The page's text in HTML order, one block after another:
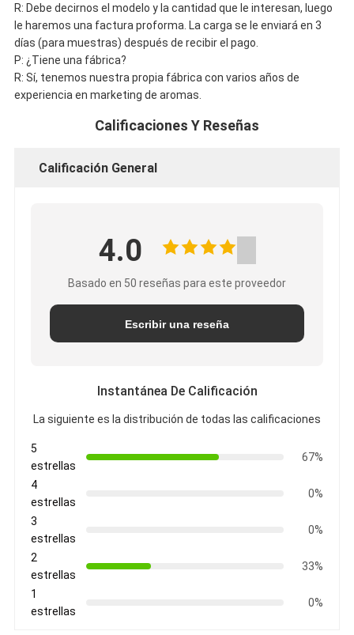
R: Debe decirnos el modelo y la cantidad que le interesan, luego
le haremos una factura proforma. La carga se le enviará en 3
días (para muestras) después de recibir el pago.
P: ¿Tiene una fábrica?
R: Sí, tenemos nuestra propia fábrica con varios años de
experiencia en marketing de aromas.
Calificaciones Y Reseñas
Calificación General
4.0
Basado en 50 reseñas para este proveedor
Escribir una reseña
Instantánea De Calificación
La siguiente es la distribución de todas las calificaciones
5
estrellas
67%
4
estrellas
0%
3
estrellas
0%
2
estrellas
33%
1
estrellas
0%